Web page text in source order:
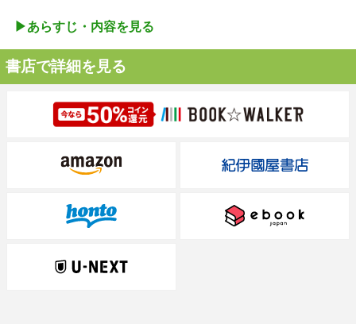
▶︎あらすじ・内容を見る
書店で詳細を見る